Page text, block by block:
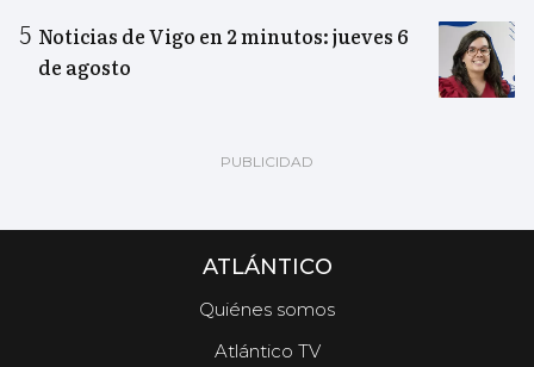
Noticias de Vigo en 2 minutos: jueves 6
de agosto
ATLÁNTICO
Quiénes somos
Atlántico TV